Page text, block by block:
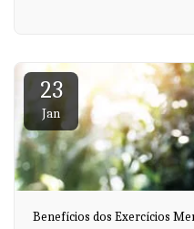
23
Jan
Benefícios dos Exercícios